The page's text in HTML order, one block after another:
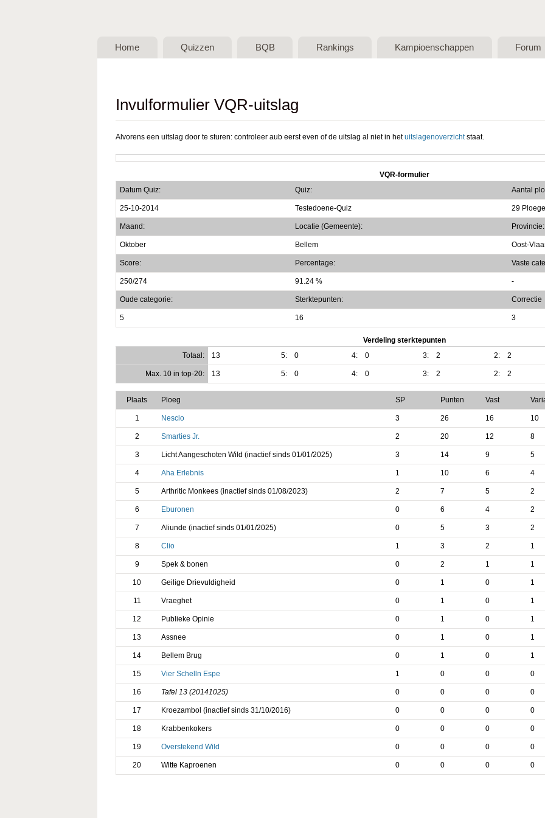
Belgische
vzw
Home Quizzen BQB Rankings Kampioenschappen Forum
Invulformulier VQR-uitslag
Alvorens een uitslag door te sturen: controleer aub eerst even of de uitslag al niet in hetuitslagenoverzichtstaat.
VQR-formulier
Datum Quiz:
Quiz: Aantal
25-10-2014 Testedoene-Quiz 29
Maand: Locatie (Gemeente): Provincie:
Oktober Bellem Oost-
Score: Percentage: Vaste
250/274 91.24 % -
Oude categorie: Sterktepunten: Correctie
5 16 3
Verdeling sterktepunten
Totaal:
13 5: 0 4: 0 3: 2 2: 2
Max. 10 in top-20: 13 5: 0 4: 0 3: 2 2: 2
Plaats Ploeg SP Punten Vast
1 Nescio 3 26 16 10
2 Smarties Jr. 2 20 12 8
3 Licht Aangeschoten Wild (inactief sinds 01/01/2025) 3 14 9 5
4 Aha Erlebnis 1 10 6 4
5 Arthritic Monkees (inactief sinds 01/08/2023) 2 7 5 2
6 Eburonen 0 6 4 2
7 Aliunde (inactief sinds 01/01/2025) 0 5 3 2
8 Clio 1 3 2 1
9 Spek & bonen 0 2 1 1
10 Geilige Drievuldigheid 0 1 0 1
11 Vraeghet 0 1 0 1
12 Publieke Opinie 0 1 0 1
13 Assnee 0 1 0 1
14 Bellem Brug 0 1 0 1
15 Vier Schelln Espe 1 0 0 0
16 Tafel 13 (20141025) 0 0 0 0
17 Kroezambol (inactief sinds 31/10/2016) 0 0 0 0
18 Krabbenkokers 0 0 0 0
19 Overstekend Wild 0 0 0 0
20 Witte Kaproenen 0 0 0 0